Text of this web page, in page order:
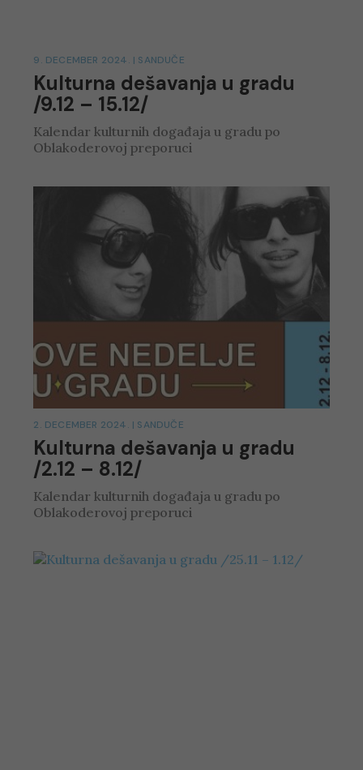
Kulturna dešavanja u gradu
/9.12 – 15.12/
9. DECEMBER 2024. | SANDUČE
Kalendar kulturnih događaja u gradu po
Oblakoderovoj preporuci
Kulturna dešavanja u gradu
/2.12 – 8.12/
2. DECEMBER 2024. | SANDUČE
Kalendar kulturnih događaja u gradu po
Oblakoderovoj preporuci